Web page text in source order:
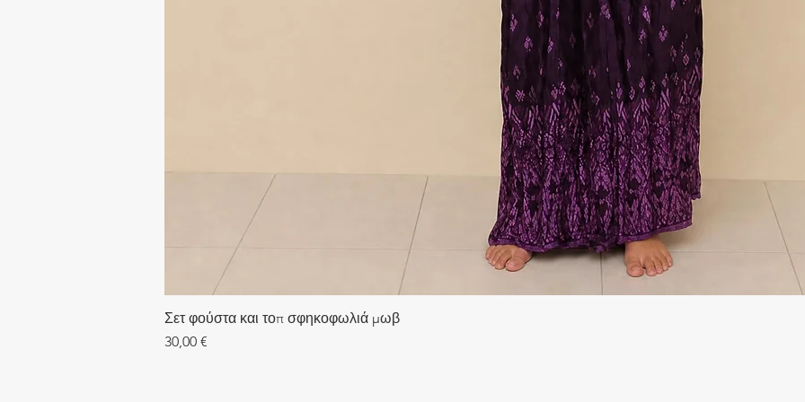
Σετ φούστα και τοπ σφηκοφωλιά μωβ
Τιμή
30,00 €